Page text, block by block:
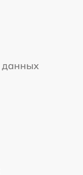
данных